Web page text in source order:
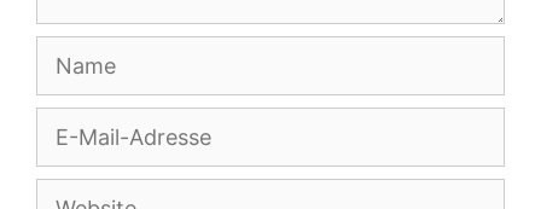
Adresse
Website